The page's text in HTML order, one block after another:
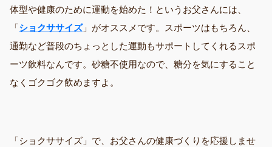
体型や健康のために運動を始めた！というお父さんには、
「ショクササイズ」がオススメです。スポーツはもちろん、
通勤など普段のちょっとした運動もサポートしてくれるスポ
ーツ飲料なんです。砂糖不使用なので、糖分を気にすること
なくゴクゴク飲めますよ。
「ショクササイズ」で、お父さんの健康づくりを応援しませ